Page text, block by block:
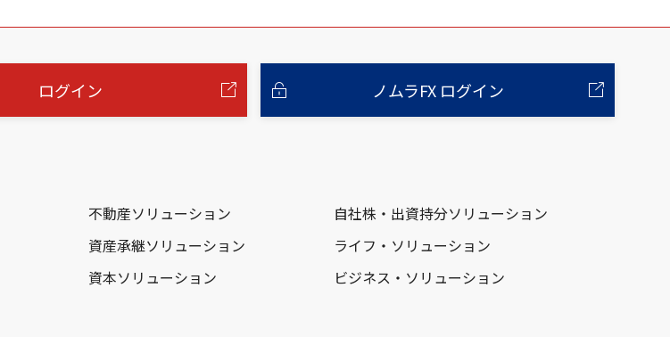
ログイン ノムラFX ログイン
不動産ソリューション
自社株・出資持分ソリューション
資産承継ソリューション
ライフ・ソリューション
資本ソリューション
ビジネス・ソリューション